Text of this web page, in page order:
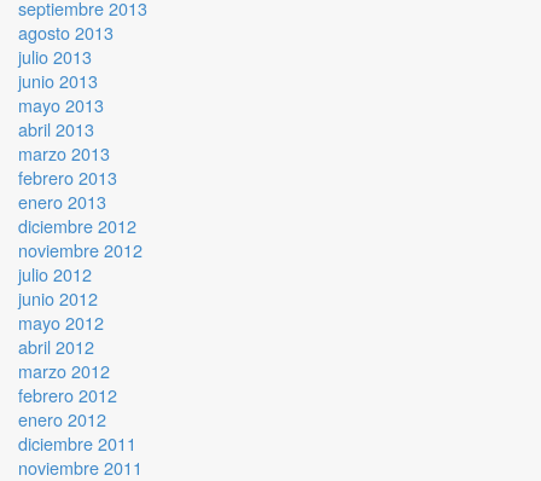
septiembre 2013
agosto 2013
julio 2013
junio 2013
mayo 2013
abril 2013
marzo 2013
febrero 2013
enero 2013
diciembre 2012
noviembre 2012
julio 2012
junio 2012
mayo 2012
abril 2012
marzo 2012
febrero 2012
enero 2012
diciembre 2011
noviembre 2011